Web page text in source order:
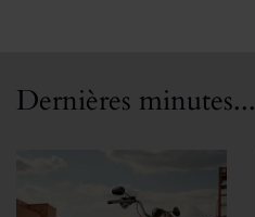
Dernières minutes...